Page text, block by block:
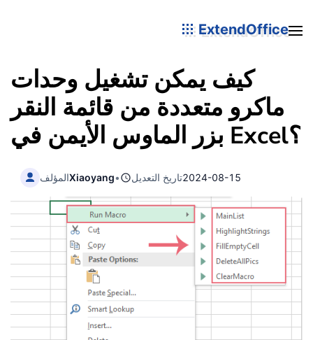
ExtendOffice
كيف يمكن تشغيل وحدات
ماكرو متعددة من قائمة النقر
بزر الماوس الأيمن في Excel؟
المؤلفXiaoyang• تاريخ التعديل2024-08-15